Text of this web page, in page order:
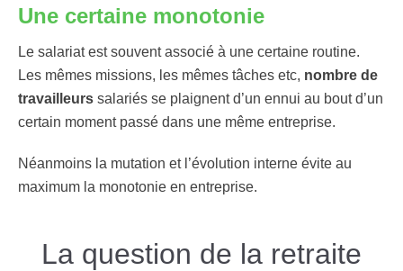
Une certaine monotonie
Le salariat est souvent associé à une certaine routine.
Les mêmes missions, les mêmes tâches etc, nombre de
travailleurs salariés se plaignent d’un ennui au bout d’un
certain moment passé dans une même entreprise.
Néanmoins la mutation et l’évolution interne évite au
maximum la monotonie en entreprise.
La question de la retraite